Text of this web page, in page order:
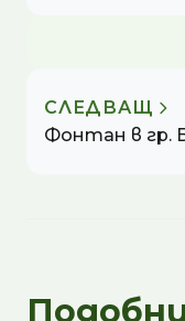
СЛЕДВАЩ
Фонтан в гр.